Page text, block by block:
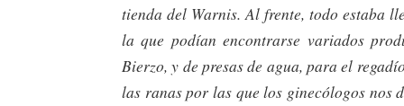
tienda del Warnis. Al frente, todo estaba
la que podían encontrarse variados
Bierzo, y de presas de agua, para el
las ranas por las que los ginecólogos nos